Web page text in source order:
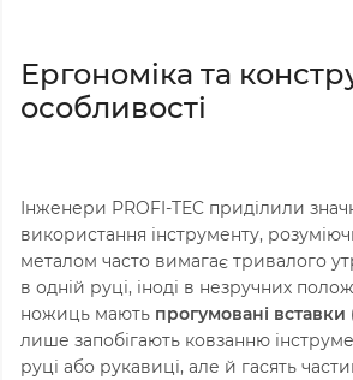
Ергономіка та
особливості
Інженери PROFI-TEC приділили
використання інструменту,
металом часто вимагає тривалого
в одній руці, іноді в незручних
ножиць мають прогумовані вставки
лише запобігають ковзанню
руці або рукавиці, але й гасять